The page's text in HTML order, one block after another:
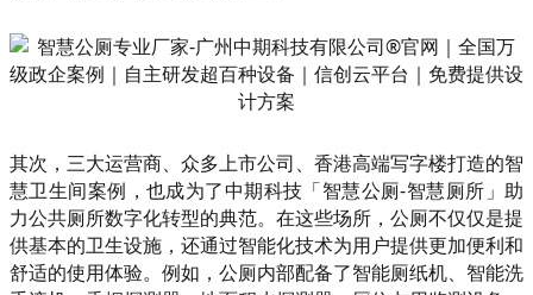
其次，三大运营商、众多上市公司、香港高端写字楼打造的智
慧卫生间案例，也成为了中期科技「智慧公厕-智慧厕所」助
力公共厕所数字化转型的典范。在这些场所，公厕不仅仅是提
供基本的卫生设施，还通过智能化技术为用户提供更加便利和
舒适的使用体验。例如，公厕内部配备了智能厕纸机、智能洗